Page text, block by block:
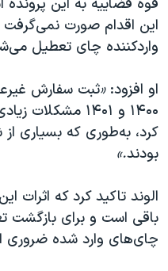
قوه قضاییه به این پرونده
این اقدام صورت نمی‌گرفت
واردکننده چای تعطیل
او افزود:«ثبت سفارش
۱۴۰۰ و ۱۴۰۱ مشکلات
کرد، به‌طوری که بسیاری از
بودند.»
الوند تاکید کرد که اثرات
باقی است و برای بازگشت
چای‌های وارد شده ضروری